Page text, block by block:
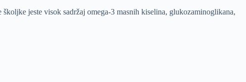
jeste visok sadržaj omega-3 masnih kiselina, glukozaminoglikana,